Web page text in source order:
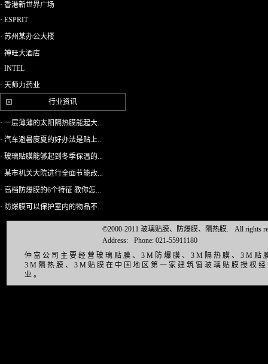
· 香港新世界广场
· ESPRIT
· 苏州某办公大楼
· 神旺大酒店
· INTEL
· 天师力药业
行业资讯
· 一层薄薄的太阳隔热膜能起大...
· 汽车避暑度夏的好办法是贴上...
· 玻璃贴膜能够起到冬季保温的...
· 某市机关大院进行全面节能改...
· 高档防爆膜的6个特征 教你怎...
· 防爆膜可以保护室内的物品不...
©2000-2011 玻璃贴膜、防爆膜、隔热膜.
All rights
Address:
Phone: 021-55911180
仲富公司主要经营玻璃贴膜、3M防爆膜、3M隔热膜、3M
3M隔热膜、3M贴膜在中国地区第一家建筑窗玻璃贴膜授权
业。